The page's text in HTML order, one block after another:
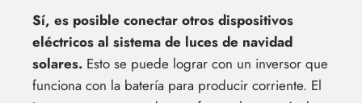
Sí, es posible conectar otros dispositivos
eléctricos al sistema de luces de navidad
solares. Esto se puede lograr con un inversor que
funciona con la batería para producir corriente. El